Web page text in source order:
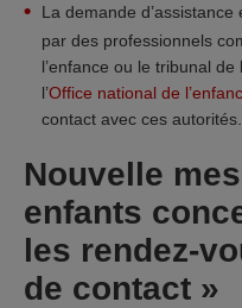
La demande
par des professionnels
l’enfance ou le tribunal
l’Office national de
contact avec ces autorités.
Nouvelle
enfants
les rendez-
de contact »